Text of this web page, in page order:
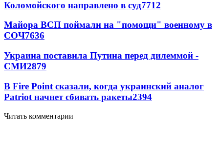
Коломойского направлено в суд7712
Майора ВСП поймали на "помощи" военному в
СОЧ7636
Украина поставила Путина перед дилеммой -
СМИ2879
В Fire Point сказали, когда украинский аналог
Patriot начнет сбивать ракеты2394
Читать комментарии